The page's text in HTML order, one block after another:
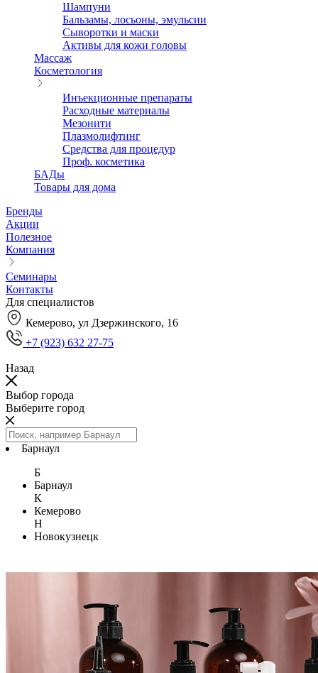
Шампуни
Бальзамы, лосьоны, эмульсии
Сыворотки и маски
Активы для кожи головы
Массаж
Косметология
Инъекционные препараты
Расходные материалы
Мезонити
Плазмолифтинг
Средства для процедур
Проф. косметика
БАДы
Товары для дома
Бренды
Акции
Полезное
Компания
Семинары
Контакты
Для специалистов
Кемерово, ул Дзержинского, 16
+7 (923) 632 27-75
Назад
Выбор города
Выберите город
Барнаул
Б
Барнаул
К
Кемерово
Н
Новокузнецк